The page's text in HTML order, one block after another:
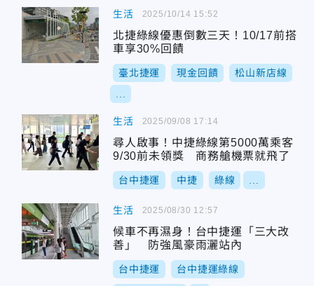
生活
北捷綠線優惠倒數三天！10/17前搭
車享30%回饋
臺北捷運 現金回饋 松山新店線
2025/10/14 15:52
生活
尋人啟事！中捷綠線第5000萬乘客
9/30前未領獎 商務艙機票就飛了
台中捷運 中捷 綠線
2025/09/08 17:14
生活
候車不再濕身！台中捷運「三大改
善」 防強風豪雨灑站內
台中捷運 台中捷運綠線
2025/08/30 12:57